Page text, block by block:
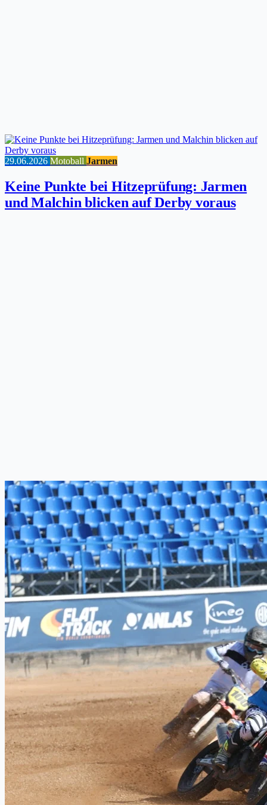
29.06.2026 Motoball Jarmen
Keine Punkte bei Hitzeprüfung: Jarmen
und Malchin blicken auf Derby voraus